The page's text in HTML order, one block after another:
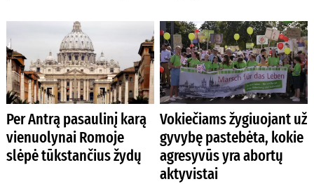
Per Antrą pasaulinį karą
vienuolynai Romoje
slėpė tūkstančius žydų
Vokiečiams žygiuojant už
gyvybę pastebėta, kokie
agresyvūs yra abortų
aktyvistai